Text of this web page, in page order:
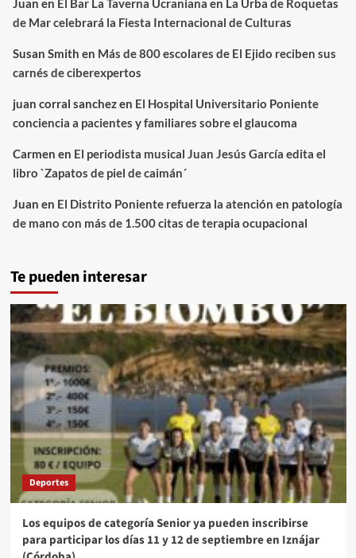
Juan en El Bar La Taverna Ucraniana en La Urba de Roquetas
de Mar celebrará la Fiesta Internacional de Culturas
Susan Smith en Más de 800 escolares de El Ejido reciben sus
carnés de ciberexpertos
juan corral sanchezen El Hospital Universitario Poniente
conciencia a pacientes y familiares sobre el glaucoma
Carmen en El periodista musical Juan Jesús García edita el
libro `Zapatos de piel de caimán´
Juan en El Distrito Poniente refuerza la atención en patología
de mano con más de 1.500 citas de terapia ocupacional
Te pueden interesar
Deportes
Los equipos de categoría Senior ya pueden inscribirse
para participar los días 11 y 12 de septiembre en Iznájar